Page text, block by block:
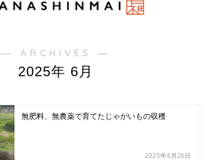
― ARCHIVES ―
2025年 6月
無肥料、無農薬で育てたじゃがいもの収穫
2025年6月26日